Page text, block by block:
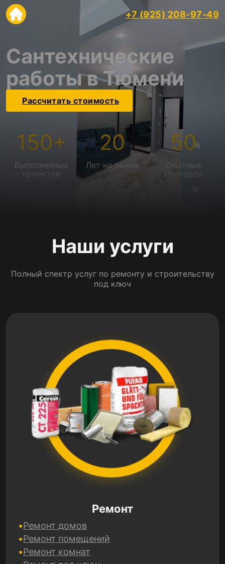
+7 (925) 208-97-49
Сантехнические
работы в Тюмени
Рассчитать стоимость
150+
Выполненных
проектов
20
Лет на рынке
50
Опытных
мастеров
Наши услуги
Полный спектр услуг по ремонту и строительству
под ключ
Ремонт
Ремонт домов
Ремонт помещений
Ремонт комнат